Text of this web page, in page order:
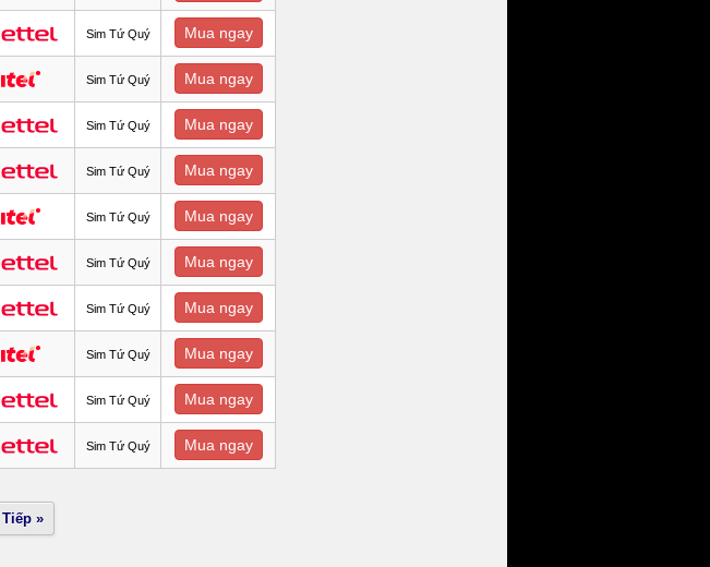
Sim Tứ Quý Mua ngay
Sim Tứ Quý Mua ngay
Sim Tứ Quý Mua ngay
Sim Tứ Quý Mua ngay
Sim Tứ Quý Mua ngay
Sim Tứ Quý Mua ngay
Sim Tứ Quý Mua ngay
Sim Tứ Quý Mua ngay
Sim Tứ Quý Mua ngay
Sim Tứ Quý Mua ngay
Tiếp »